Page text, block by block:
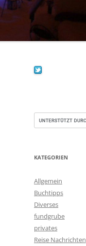
KATEGORIEN
Allgemein
Buchtipps
Diverses
fundgrube
privates
Reise Nachrichten